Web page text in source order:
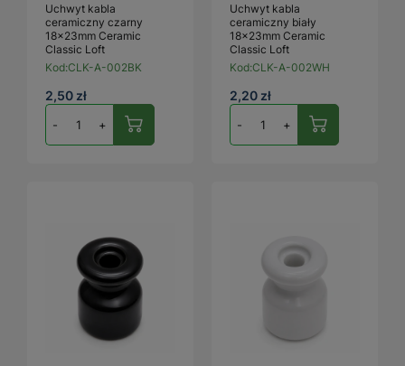
Uchwyt kabla
ceramiczny czarny
18x23mm Ceramic
Classic Loft
Kod:CLK-A-002BK
2,50 zł
- +
Uchwyt kabla
ceramiczny biały
18x23mm Ceramic
Classic Loft
Kod:CLK-A-002WH
2,20 zł
- +